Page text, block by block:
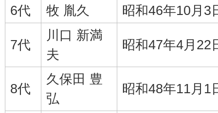
6代
牧 胤久 昭和46年10月3
7代
川口 新満
夫
昭和47年4月22
8代
久保田 豊
弘
昭和48年11月1